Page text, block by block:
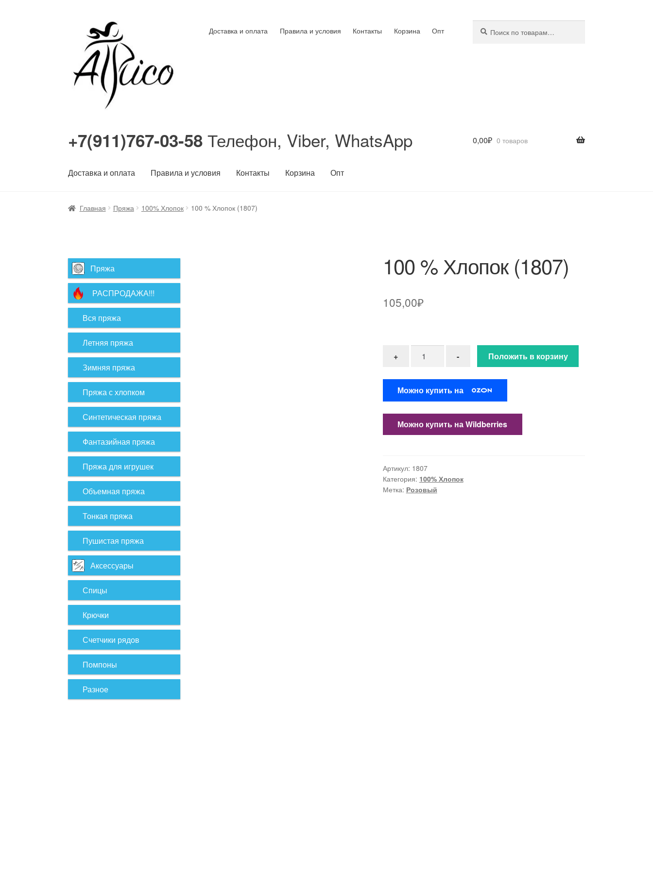
Перейти
навигации
Перейти
содержимому
Доставка и оплата Правила и условия Контакты Корзина Опт
+7(911)767-03-58 Телефон, Viber, WhatsApp
Доставка и оплата Правила и условия Контакты Корзина Опт
0,00₽ 0 товаров
Главная Пряжа 100% Хлопок 100 % Хлопок (1807)
100 % Хлопок (1807)
105,00₽
+ Количество товара 100 % Хлопок (1807)
- Положить в корзину
Можно купить на
Можно купить на Wildberries
Артикул: 1807
Категория: 100% Хлопок
Метка: Розовый
Пряжа
РАСПРОДАЖА!!!
Вся пряжа
Летняя пряжа
Зимняя пряжа
Пряжа с хлопком
Синтетическая пряжа
Фантазийная пряжа
Пряжа для игрушек
Объемная пряжа
Тонкая пряжа
Пушистая пряжа
Аксессуары
Спицы
Крючки
Счетчики рядов
Помпоны
Разное